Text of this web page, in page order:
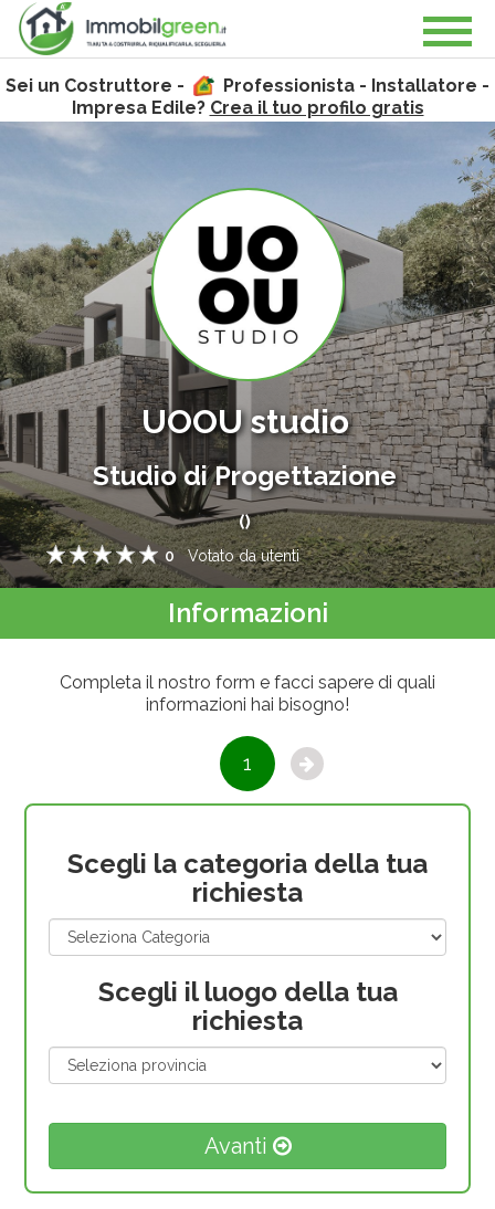
Sei un Costruttore -
Professionista - Installatore -
Impresa Edile? Crea il tuo profilo gratis
UOOU studio
Studio di Progettazione
()
5
4
3
2
1
0 Votato dautenti
Informazioni
Completa il nostro form e facci sapere di quali
informazioni hai bisogno!
1
Scegli la categoria della tua
richiesta
Scegli il luogo della tua
richiesta
Avanti